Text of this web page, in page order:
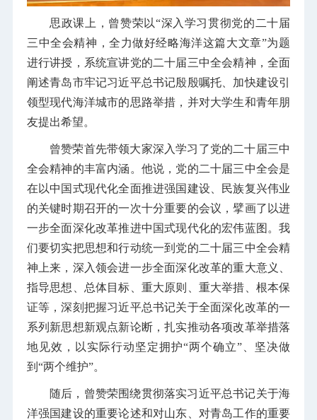
思政课上，曾赞荣以“深入学习贯彻党的二十届
三中全会精神，全力做好经略海洋这篇大文章”为题
进行讲授，系统宣讲党的二十届三中全会精神，全面
阐述青岛市牢记习近平总书记殷殷嘱托、加快建设引
领型现代海洋城市的思路举措，并对大学生和青年朋
友提出希望。
曾赞荣首先带领大家深入学习了党的二十届三中
全会精神的丰富内涵。他说，党的二十届三中全会是
在以中国式现代化全面推进强国建设、民族复兴伟业
的关键时期召开的一次十分重要的会议，擘画了以进
一步全面深化改革推进中国式现代化的宏伟蓝图。我
们要切实把思想和行动统一到党的二十届三中全会精
神上来，深入领会进一步全面深化改革的重大意义、
指导思想、总体目标、重大原则、重大举措、根本保
证等，深刻把握习近平总书记关于全面深化改革的一
系列新思想新观点新论断，扎实推动各项改革举措落
地见效，以实际行动坚定拥护“两个确立”、坚决做
到“两个维护”。
随后，曾赞荣围绕贯彻落实习近平总书记关于海
洋强国建设的重要论述和对山东、对青岛工作的重要